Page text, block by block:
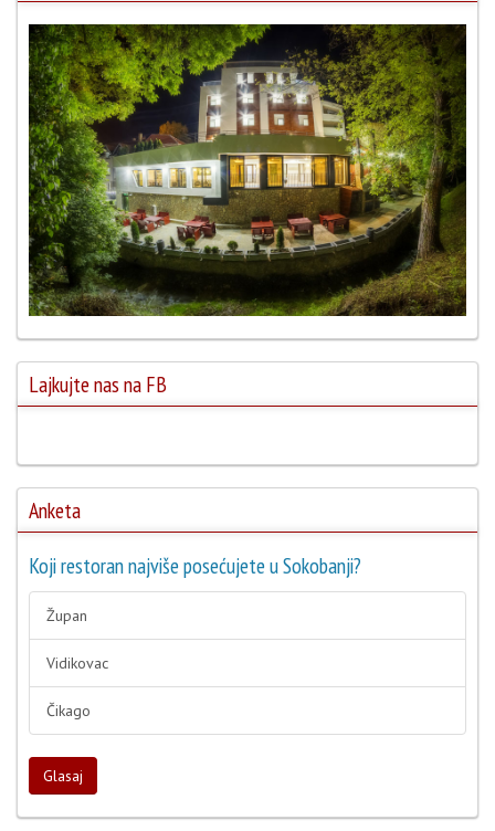
Lajkujte nas na FB
Anketa
Koji restoran najviše posećujete u Sokobanji?
Župan
Vidikovac
Čikago
Glasaj